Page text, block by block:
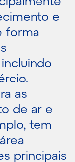
e
forma
as
de ar e
tem
principais